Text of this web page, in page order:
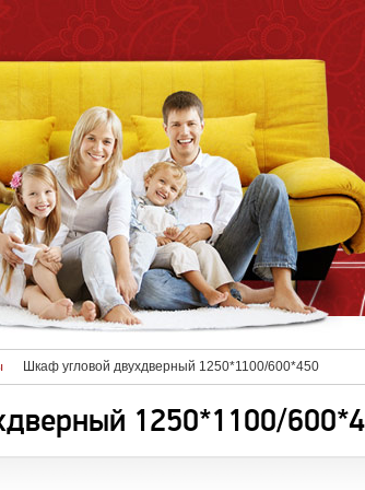
Шкаф угловой двухдверный 1250*1100/600*450
1250*1100/